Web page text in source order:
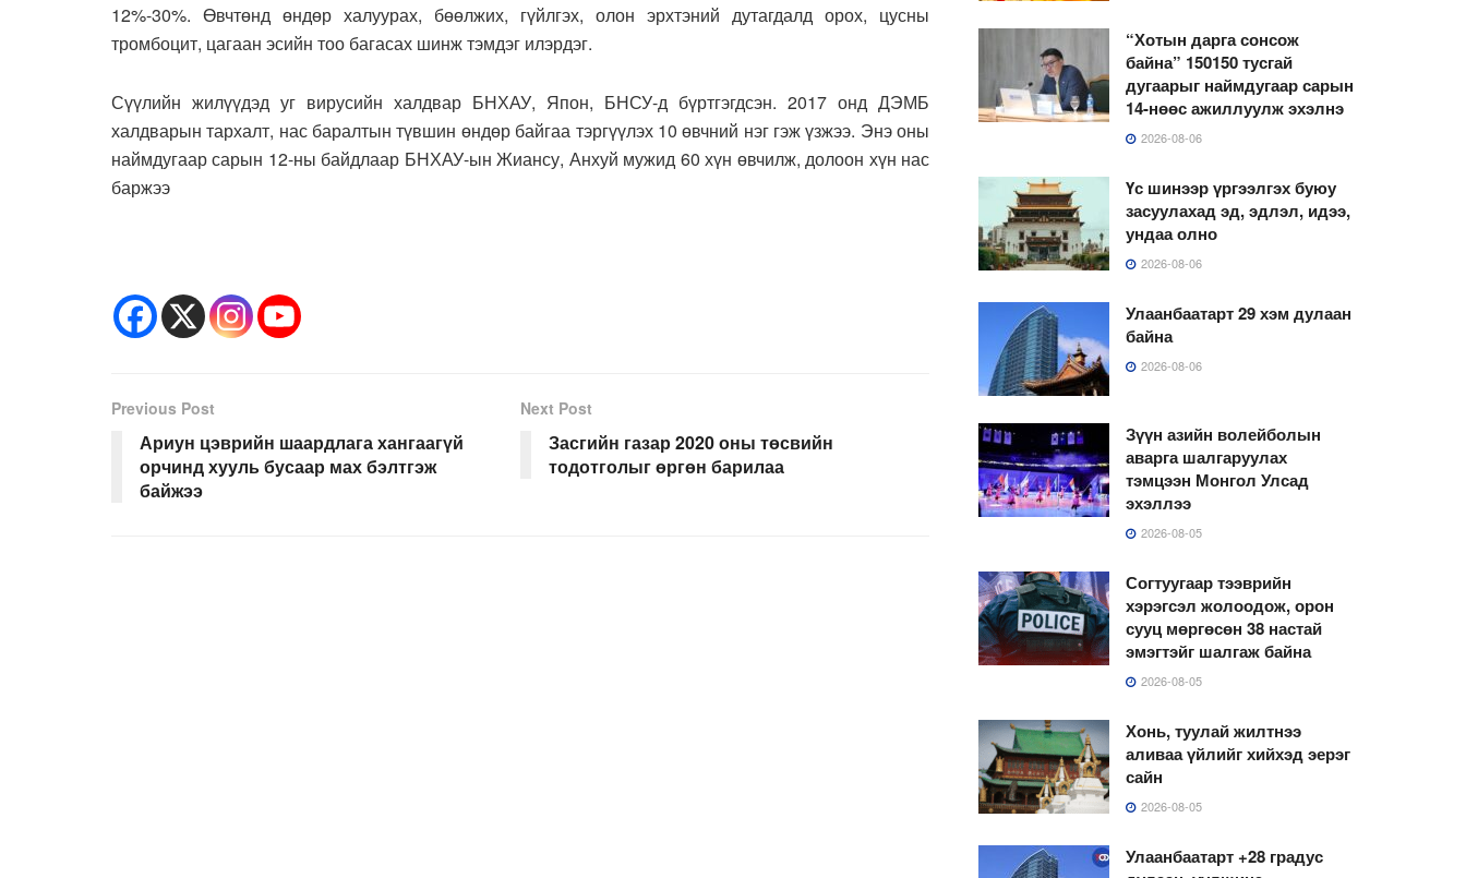
12%-30%. Өвчтөнд өндөр халуурах, бөөлжих, гүйлгэх, олон эрхтэний дутагдалд орох, цусны
тромбоцит, цагаан эсийн тоо багасах шинж тэмдэг илэрдэг.
Сүүлийн жилүүдэд уг вирусийн халдвар БНХАУ, Япон, БНСУ-д бүртгэгдсэн. 2017 онд ДЭМБ
халдварын тархалт, нас баралтын түвшин өндөр байгаа тэргүүлэх 10 өвчний нэг гэж үзжээ. Энэ оны
наймдугаар сарын 12-ны байдлаар БНХАУ-ын Жиансу, Анхуй мужид 60 хүн өвчилж, долоон хүн нас
баржээ
Previous Post
Ариун цэврийн шаардлага хангаагүй
орчинд хууль бусаар мах бэлтгэж
байжээ
Next Post
Засгийн газар 2020 оны төсвийн
тодотголыг өргөн барилаа
“Хотын дарга сонсож
байна” 150150 тусгай
дугаарыг наймдугаар сарын
14-нөөс ажиллуулж эхэлнэ
2026-08-06
Үс шинээр үргээлгэх буюу
засуулахад эд, эдлэл, идээ,
ундаа олно
2026-08-06
Улаанбаатарт 29 хэм дулаан
байна
2026-08-06
Зүүн азийн волейболын
аварга шалгаруулах
тэмцээн Монгол Улсад
эхэллээ
2026-08-05
Согтуугаар тээврийн
хэрэгсэл жолоодож, орон
сууц мөргөсөн 38 настай
эмэгтэйг шалгаж байна
2026-08-05
Хонь, туулай жилтнээ
аливаа үйлийг хийхэд эерэг
сайн
2026-08-05
Улаанбаатарт +28 градус